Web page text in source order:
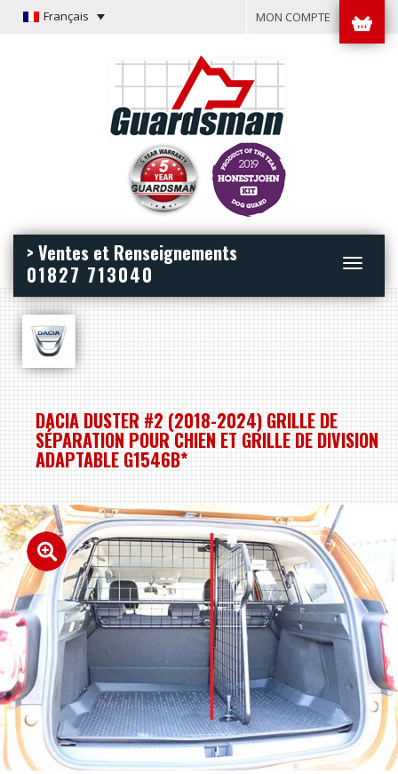
Français MON COMPTE
Toggle
> Ventes et Renseignements
01827 713040
DACIA DUSTER #2 (2018-2024) GRILLE DE
SÉPARATION POUR CHIEN ET GRILLE DE DIVISION
ADAPTABLE G1546B*